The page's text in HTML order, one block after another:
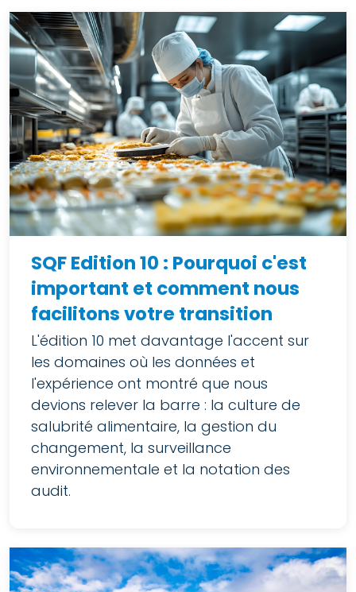
SQF Edition 10 : Pourquoi c'est
important et comment nous
facilitons votre transition
L'édition 10 met davantage l'accent sur
les domaines où les données et
l'expérience ont montré que nous
devions relever la barre : la culture de
salubrité alimentaire, la gestion du
changement, la surveillance
environnementale et la notation des
audit.